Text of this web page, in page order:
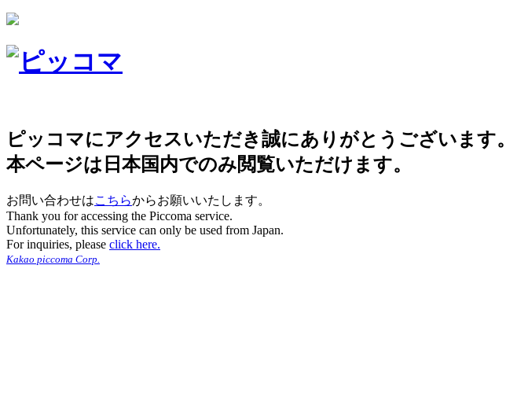
ピッコマにアクセスいただき誠にありがとうございます。
本ページは日本国内でのみ閲覧いただけます。
お問い合わせはこちらからお願いいたします。
Thank you for accessing the Piccoma service.
Unfortunately, this service can only be used from Japan.
For inquiries, please click here.
Kakao piccoma Corp.